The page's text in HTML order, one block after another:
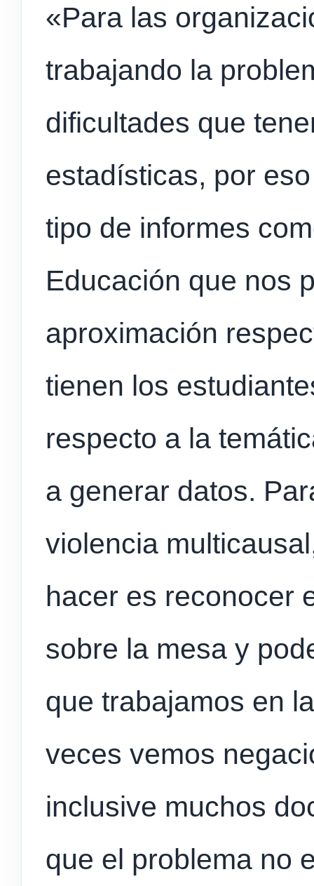
«Para las
trabajando la
dificultades que
estadísticas, por
tipo de informes
Educación que nos
aproximación
tienen los
respecto a la
a generar datos.
violencia
hacer es reconocer
sobre la mesa y
que trabajamos en
veces vemos
inclusive muchos
que el problema no